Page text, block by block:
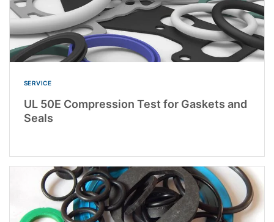
SERVICE
UL 50E Compression Test for Gaskets and
Seals